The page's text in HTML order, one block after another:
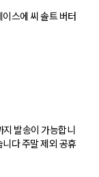
스에 씨 솔트 버터
발송이 가능합니
다 주말 제외 공휴